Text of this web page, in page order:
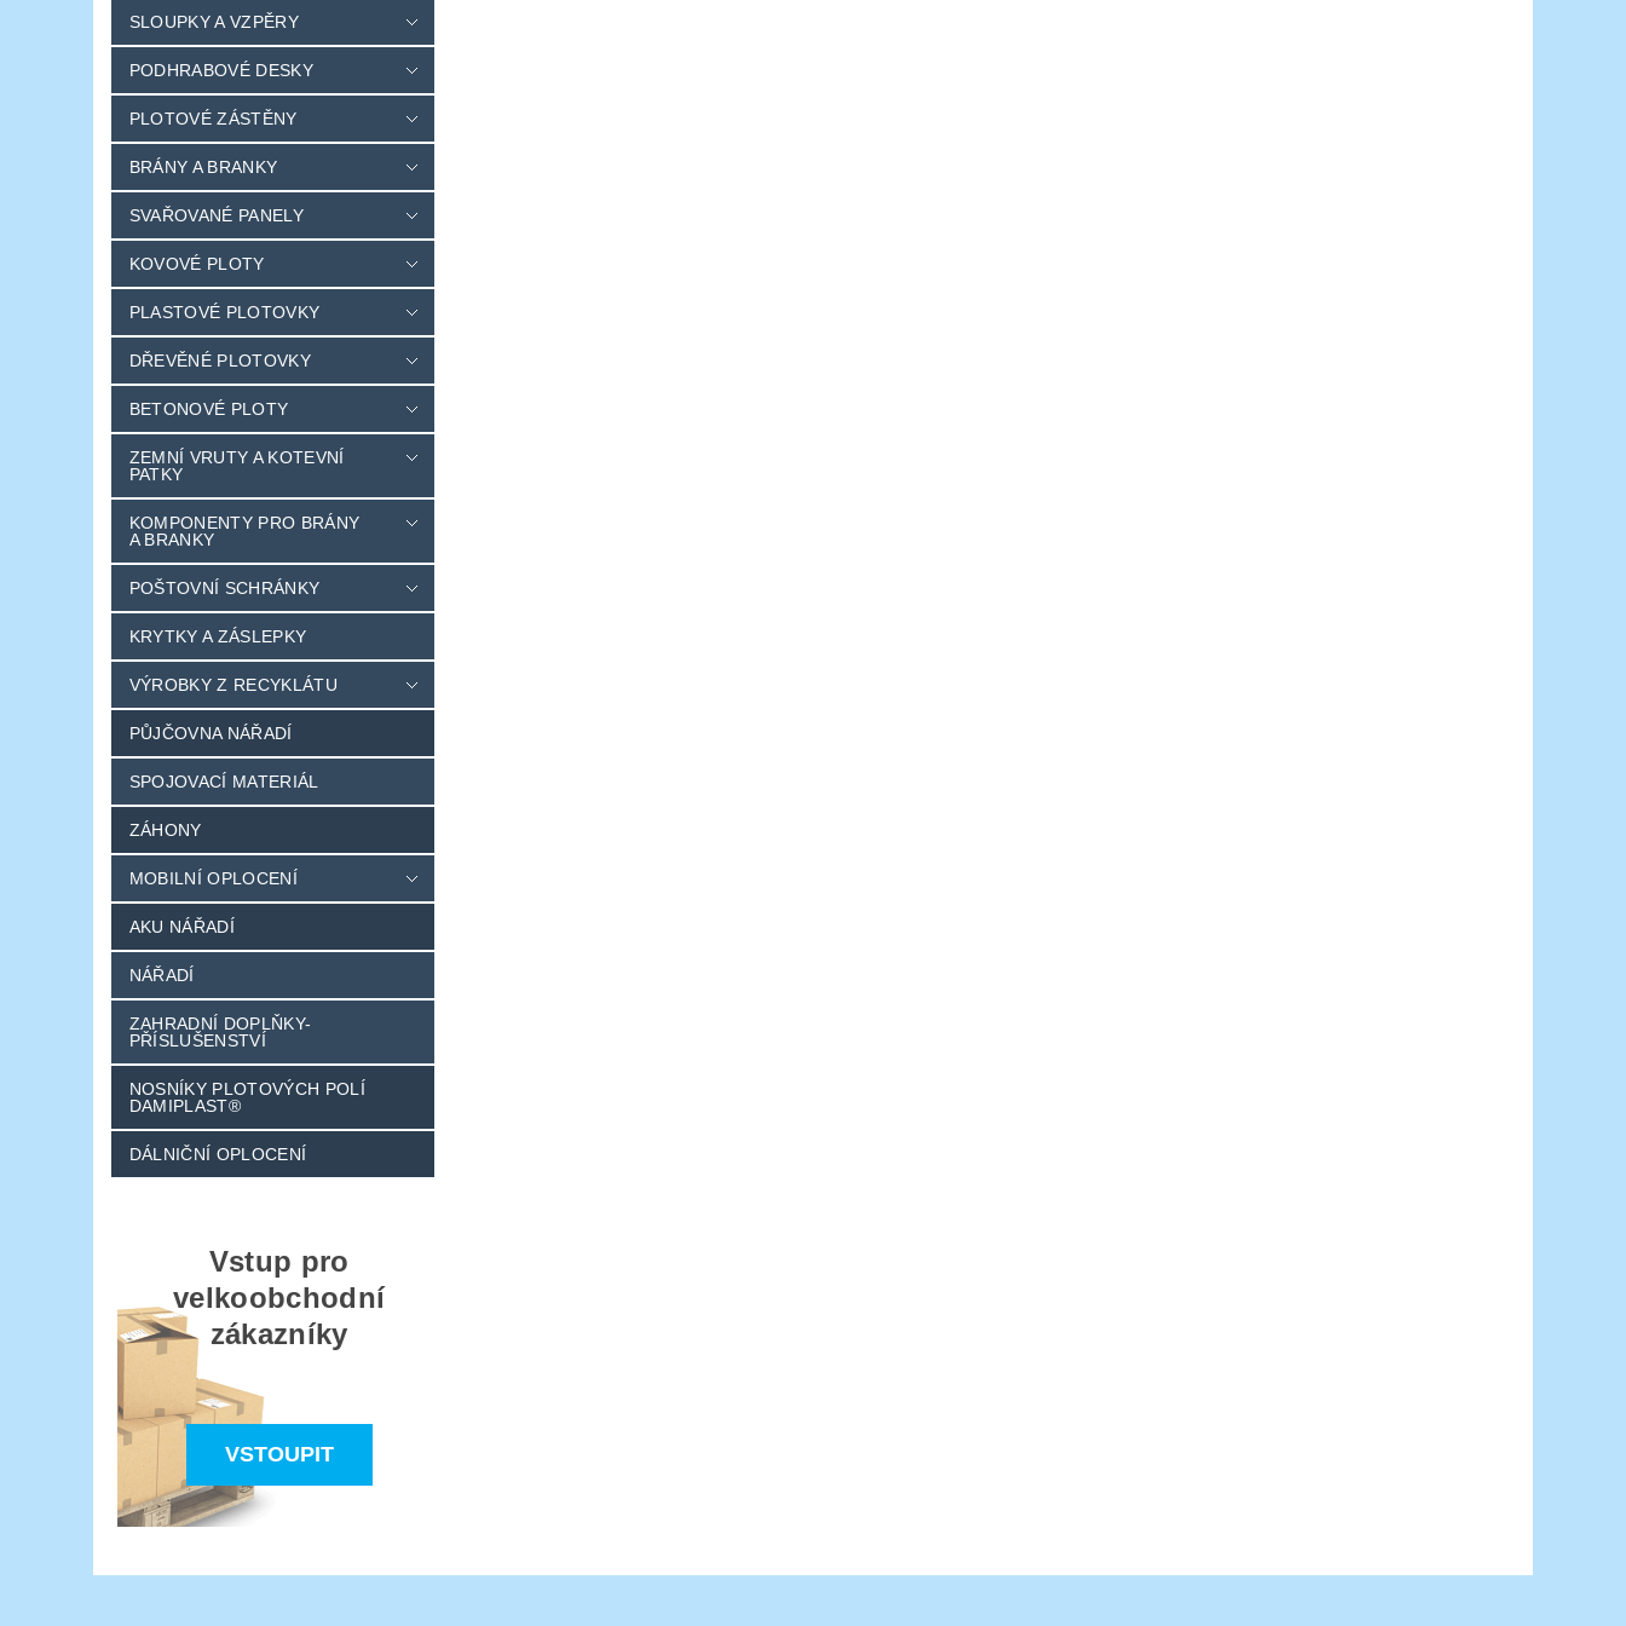
SLOUPKY A VZPĚRY
PODHRABOVÉ DESKY
PLOTOVÉ ZÁSTĚNY
BRÁNY A BRANKY
SVAŘOVANÉ PANELY
KOVOVÉ PLOTY
PLASTOVÉ PLOTOVKY
DŘEVĚNÉ PLOTOVKY
BETONOVÉ PLOTY
ZEMNÍ VRUTY A KOTEVNÍ
PATKY
KOMPONENTY PRO BRÁNY
A BRANKY
POŠTOVNÍ SCHRÁNKY
KRYTKY A ZÁSLEPKY
VÝROBKY Z RECYKLÁTU
PŮJČOVNA NÁŘADÍ
SPOJOVACÍ MATERIÁL
ZÁHONY
MOBILNÍ OPLOCENÍ
AKU NÁŘADÍ
NÁŘADÍ
ZAHRADNÍ DOPLŇKY-
PŘÍSLUŠENSTVÍ
NOSNÍKY PLOTOVÝCH POLÍ
DAMIPLAST®
DÁLNIČNÍ OPLOCENÍ
Vstup pro
velkoobchodní
zákazníky
VSTOUPIT